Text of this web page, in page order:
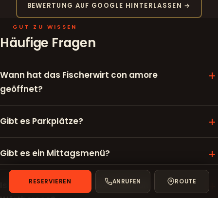
BEWERTUNG AUF GOOGLE HINTERLASSEN →
GUT ZU WISSEN
Häufige Fragen
Wann hat das Fischerwirt con amore
geöffnet?
Gibt es Parkplätze?
Gibt es ein Mittagsmenü?
Ist Fischerwirt con amore direkt am
RESERVIEREN ANRUFEN ROUTE